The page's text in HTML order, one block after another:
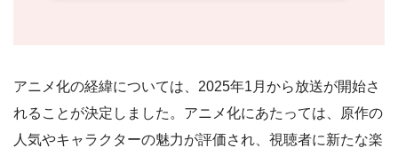
アニメ化の経緯については、2025年1月から放送が開始さ
れることが決定しました。アニメ化にあたっては、原作の
人気やキャラクターの魅力が評価され、視聴者に新たな楽